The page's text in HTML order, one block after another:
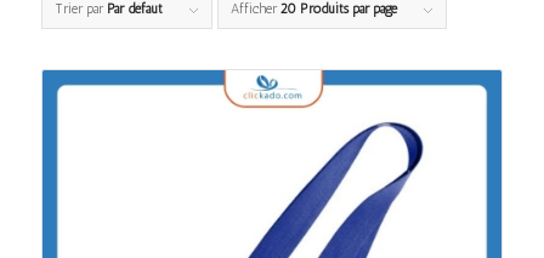
Trier par Par défaut Afficher 20 Produits par page